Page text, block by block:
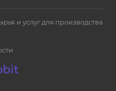
и услуг для производства